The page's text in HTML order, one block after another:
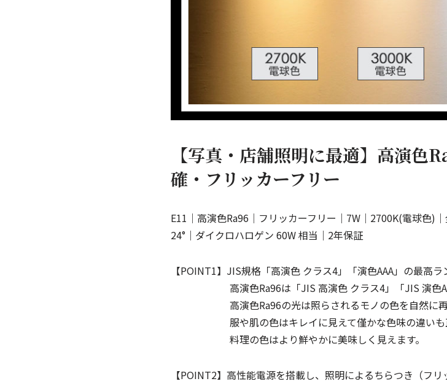
【写真・店舗照明に最適】高演色
確・フリッカーフリー
E11｜高演色Ra96｜フリッカーフリー｜7W｜2700K(電球色)
24°｜ダイクロハロゲン 60W 相当｜2年保証
【POINT1】JIS規格「高演色 クラス4」「演色AAA」の最高ラ
高演色Ra96は「JIS 高演色 クラス4」「JIS 演色AAA
高演色Ra96の光は照らされるモノの色を自然に再
服や肌の色はキレイに見えて僅かな色味の違いも
料理の色はより鮮やかに美味しく見えます。
【POINT2】高性能電源を搭載し、照明によるちらつき（フ